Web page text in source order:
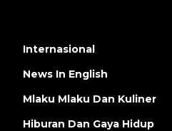
Internasional
News In English
Mlaku Mlaku Dan Kuliner
Hiburan Dan Gaya Hidup